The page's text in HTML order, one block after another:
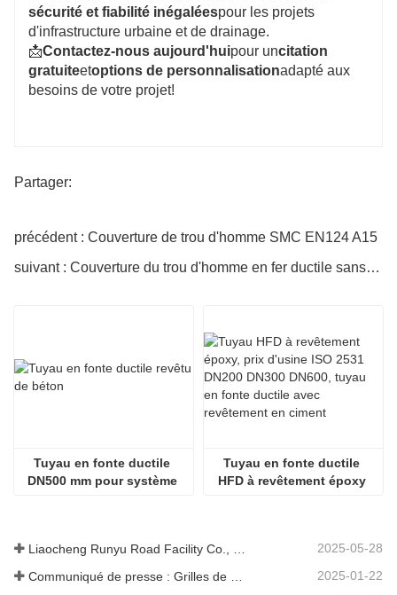
sécurité et fiabilité inégaléespour les projets
d'infrastructure urbaine et de drainage.
📩Contactez-nous aujourd'huipour uncitation
gratuiteetoptions de personnalisationadapté aux
besoins de votre projet!
Partager:
précédent : Couverture de trou d'homme SMC EN124 A15
suivant : Couverture du trou d'homme en fer ductile sans glissement
Tuyau en fonte ductile
DN500 mm pour système
Tuyau en fonte ductile
HFD à revêtement époxy
2025-05-28
Communiqué de presse : Grilles de drainage innovantes à haute résistance – Améliorer la sécurité et l'efficacité des infrastructures urbaines 2025-01-22